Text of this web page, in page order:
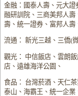
金融：國泰人壽、元大
融研訓院、三商美邦人
壽、統一證券、富邦人壽
流通： 新光三越、三僑(
觀光： 中信飯店、雲朗
店、遠雄海洋公園、
食品： 台灣菸酒、天仁
泰山、海霸王、統一企業